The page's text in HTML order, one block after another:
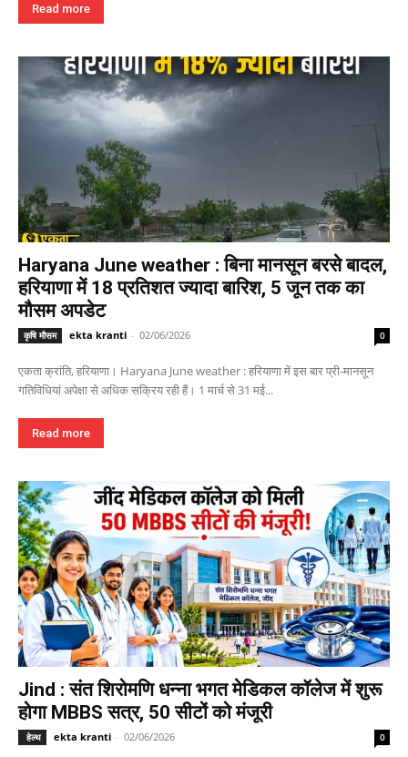
Read more
Haryana June weather : बिना मानसून बरसे बादल,
हरियाणा में 18 प्रतिशत ज्यादा बारिश, 5 जून तक का
मौसम अपडेट
कृषि मौसम ekta kranti - 02/06/2026 0
एकता क्रांति, हरियाणा। Haryana June weather : हरियाणा में इस बार प्री-मानसून
गतिविधियां अपेक्षा से अधिक सक्रिय रही हैं। 1 मार्च से 31 मई...
Read more
Jind : संत शिरोमणि धन्ना भगत मेडिकल कॉलेज में शुरू
होगा MBBS सत्र, 50 सीटों को मंजूरी
हेल्थ ekta kranti - 02/06/2026 0